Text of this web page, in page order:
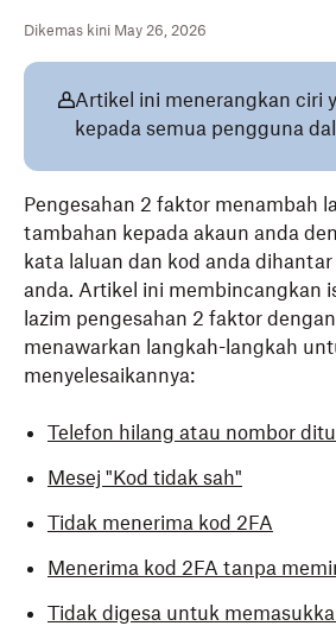
Dikemas kini May 26, 2026
Artikel ini menerangkan ciri
kepada semua pengguna
Pengesahan 2 faktor menambah
tambahan kepada akaun anda
kata laluan dan kod anda
anda. Artikel ini membincangkan
lazim pengesahan 2 faktor
menawarkan langkah-langkah
menyelesaikannya:
Telefon hilang atau nombor
Mesej "Kod tidak sah"
Tidak menerima kod 2FA
Menerima kod 2FA tanpa
Tidak digesa untuk